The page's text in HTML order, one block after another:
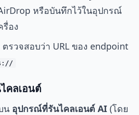
หรือบันทึกไว้ในอุปกรณ์
รื่อง
ตรวจสอบว่า URL ของ endpoint
คลเอนต์
น อุปกรณ์ที่รันไคลเอนต์ AI (โดย